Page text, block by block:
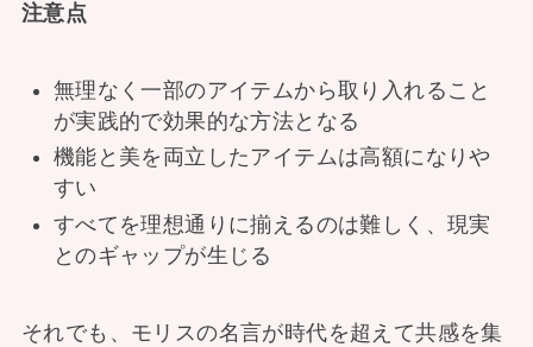
注意点
無理なく一部のアイテムから取り入れること
が実践的で効果的な方法となる
機能と美を両立したアイテムは高額になりや
すい
すべてを理想通りに揃えるのは難しく、現実
とのギャップが生じる
それでも、モリスの名言が時代を超えて共感を集